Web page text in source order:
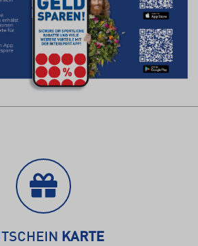
KARTE